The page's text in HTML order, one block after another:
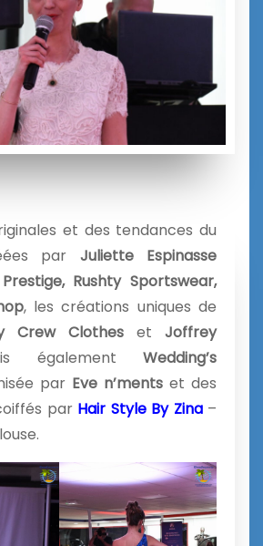
et des tendances du
par Juliette Espinasse
Rushty Sportswear,
, les créations uniques de
Crew Clothes et Joffrey
également Wedding’s
par Eve n’ments et des
par Hair Style By Zina–